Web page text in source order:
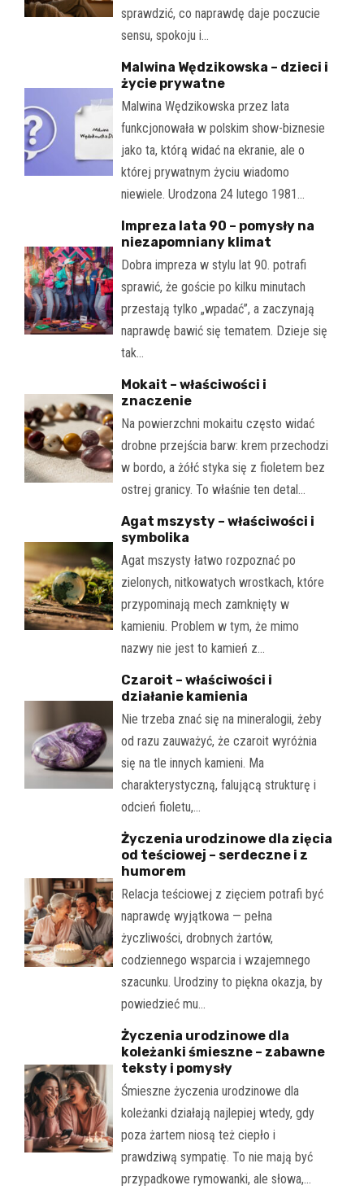
sprawdzić, co naprawdę daje poczucie
sensu, spokoju i…
Malwina Wędzikowska – dzieci i
życie prywatne
Malwina Wędzikowska przez lata
funkcjonowała w polskim show-biznesie
jako ta, którą widać na ekranie, ale o
której prywatnym życiu wiadomo
niewiele. Urodzona 24 lutego 1981…
Impreza lata 90 – pomysły na
niezapomniany klimat
Dobra impreza w stylu lat 90. potrafi
sprawić, że goście po kilku minutach
przestają tylko „wpadać”, a zaczynają
naprawdę bawić się tematem. Dzieje się
tak…
Mokait – właściwości i
znaczenie
Na powierzchni mokaitu często widać
drobne przejścia barw: krem przechodzi
w bordo, a żółć styka się z fioletem bez
ostrej granicy. To właśnie ten detal…
Agat mszysty – właściwości i
symbolika
Agat mszysty łatwo rozpoznać po
zielonych, nitkowatych wrostkach, które
przypominają mech zamknięty w
kamieniu. Problem w tym, że mimo
nazwy nie jest to kamień z…
Czaroit – właściwości i
działanie kamienia
Nie trzeba znać się na mineralogii, żeby
od razu zauważyć, że czaroit wyróżnia
się na tle innych kamieni. Ma
charakterystyczną, falującą strukturę i
odcień fioletu,…
Życzenia urodzinowe dla zięcia
od teściowej – serdeczne i z
humorem
Relacja teściowej z zięciem potrafi być
naprawdę wyjątkowa — pełna
życzliwości, drobnych żartów,
codziennego wsparcia i wzajemnego
szacunku. Urodziny to piękna okazja, by
powiedzieć mu…
Życzenia urodzinowe dla
koleżanki śmieszne – zabawne
teksty i pomysły
Śmieszne życzenia urodzinowe dla
koleżanki działają najlepiej wtedy, gdy
poza żartem niosą też ciepło i
prawdziwą sympatię. To nie mają być
przypadkowe rymowanki, ale słowa,…